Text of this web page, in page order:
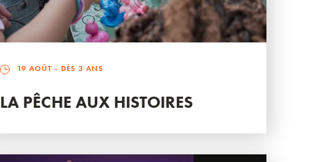
19 AOÛT - DÈS 3 ANS
LA PÊCHE AUX HISTOIRES